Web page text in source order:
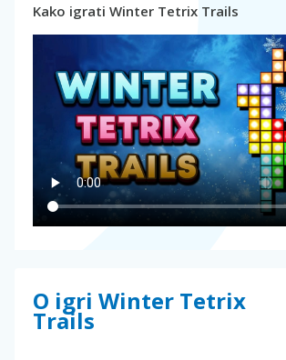
Kako igrati Winter Tetrix Trails
O igri Winter Tetrix
Trails